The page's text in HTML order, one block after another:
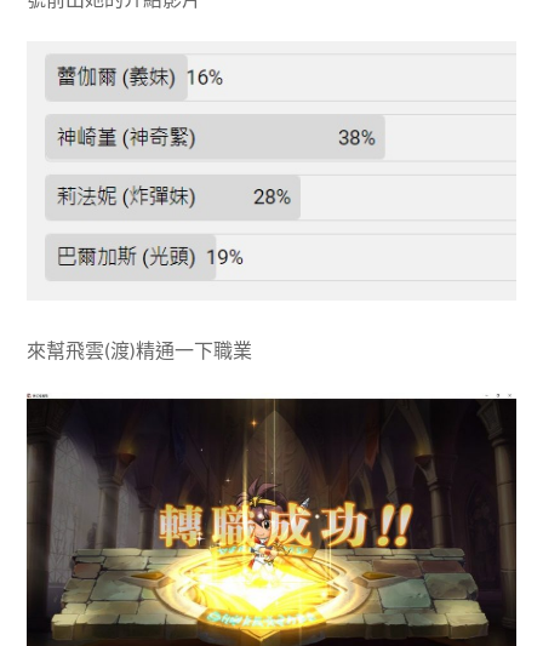
來幫飛雲(渡)精通一下職業